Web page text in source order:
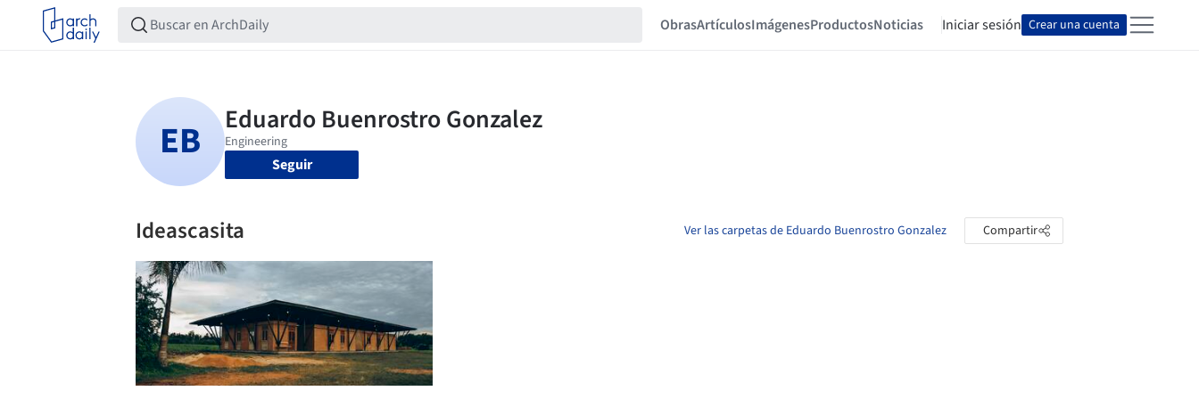
ObrasArtículosImágenesProductosNoticias Iniciar sesión Crear una cuenta
Seguir
Ideascasita Ver las carpetas de Eduardo Buenrostro Gonzalez Compartir